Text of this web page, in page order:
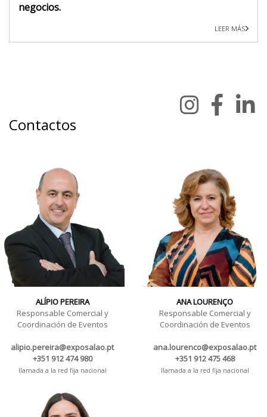
negocios.
LEER MÁS
Contactos
ALÍPIO PEREIRA
Responsable Comercial y
Coordinación de Eventos
alipio.pereira@exposalao.pt
+351 912 474 980
llamada a la red fija nacional
ANA LOURENÇO
Responsable Comercial y
Coordinación de Eventos
ana.lourenco@exposalao.pt
+351 912 475 468
llamada a la red fija nacional